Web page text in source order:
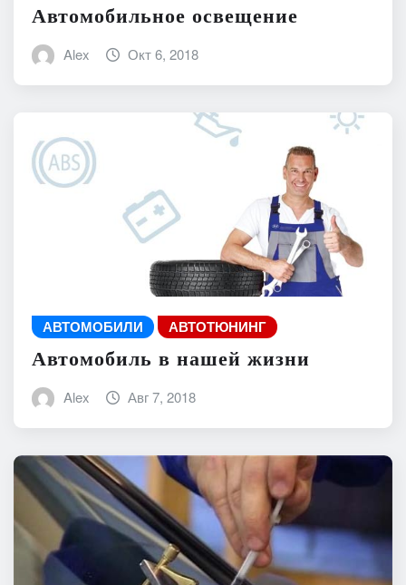
Автомобильное освещение
Alex Окт 6, 2018
АВТОМОБИЛИ АВТОТЮНИНГ
Автомобиль в нашей жизни
Alex Авг 7, 2018